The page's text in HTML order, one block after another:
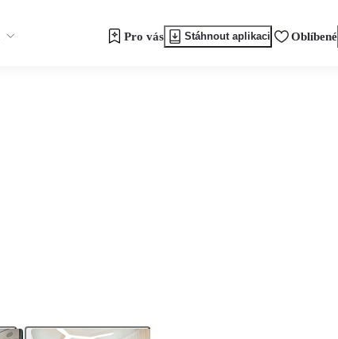
Pro vás Stáhnout aplikaci Oblíbené